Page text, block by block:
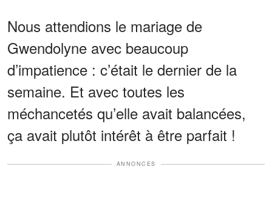
Nous attendions le mariage de
Gwendolyne avec beaucoup
d’impatience : c’était le dernier de la
semaine. Et avec toutes les
méchancetés qu’elle avait balancées,
ça avait plutôt intérêt à être parfait !
ANNONCES